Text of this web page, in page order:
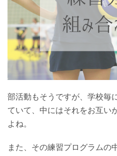
部活動もそうですが、学校毎
ていて、中にはそれをお互い
よね。
また、その練習プログラムの